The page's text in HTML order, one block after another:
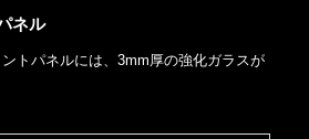
ネル
トパネルには、3mm厚の強化ガラスが